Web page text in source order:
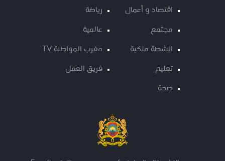
اقتصاد و أعمال
مجتمع
انشطة ملكية
تعليم
صحة
رياضة
عالمية
مغرب المواطنة TV
فريق العمل